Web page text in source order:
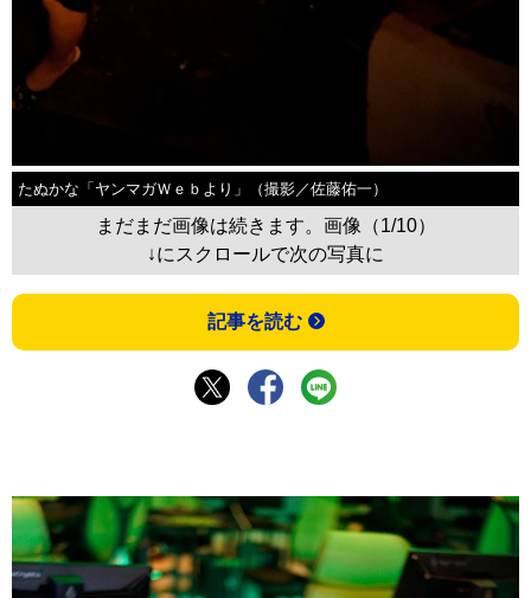
たぬかな「ヤンマガＷｅｂより」（撮影／佐藤佑一）
まだまだ画像は続きます。画像（1/10）
↓にスクロールで次の写真に
記事を読む